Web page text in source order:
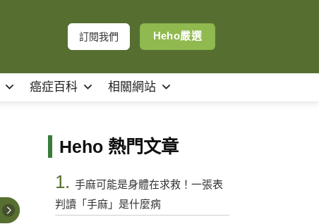
訂閱我們 Heho嚴選
癌症百科 相關網站
Heho 熱門文章
1. 手麻可能是身體在求救！一張表
判讀「手麻」是什麼病